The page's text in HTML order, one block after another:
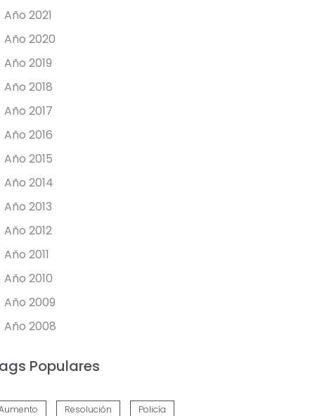
Año 2021
Año 2020
Año 2019
Año 2018
Año 2017
Año 2016
Año 2015
Año 2014
Año 2013
Año 2012
Año 2011
Año 2010
Año 2009
Año 2008
Populares
Resolución Policía